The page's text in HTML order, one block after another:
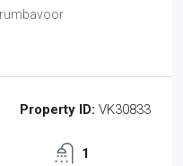
Property ID: VK30833
1